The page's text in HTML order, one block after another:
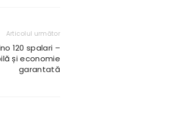
Articolul următor
120 spalari –
și economie
garantată